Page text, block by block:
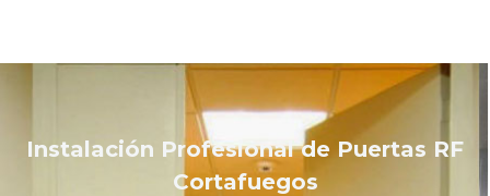
Instalación Profesional de Puertas RF
Cortafuegos